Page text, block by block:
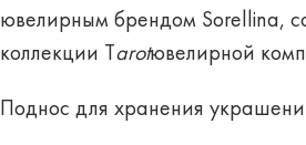
ювелирным брендом Sorellina,
коллекции Тarotювелирной
Поднос для хранения